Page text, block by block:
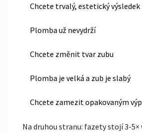
Chcete trvalý, estetický výsledek
Plomba už nevydrží
Chcete změnit tvar zubu
Plomba je velká a zub je slabý
Chcete zamezit opakovaným
Na druhou stranu: fazety stojí 3-5×